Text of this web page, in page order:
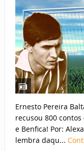
Ernesto Pereira
recusou 800
e Benfica! Por:
lembra daqu...